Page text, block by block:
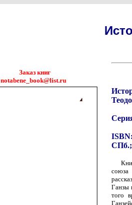
Заказ книг
notabene_book@list.ru
СПб.;
союза
Ганзы
того